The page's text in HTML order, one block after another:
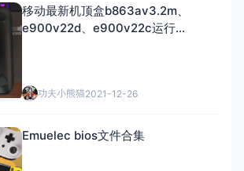
移动最新机顶盒b863av3.2m、
e900v22d、e900v22c运行
功夫小熊猫2021-12-26
Emuelec bios文件合集